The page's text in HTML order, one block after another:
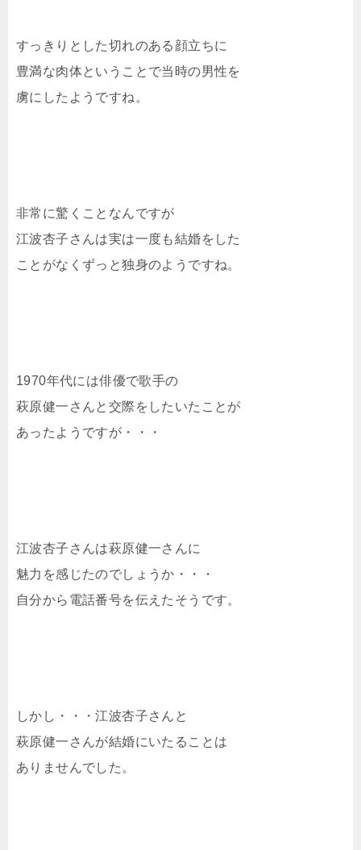
すっきりとした切れのある顔立ちに
豊満な肉体ということで当時の男性を
虜にしたようですね。
非常に驚くことなんですが
江波杏子さんは実は一度も結婚をした
ことがなくずっと独身のようですね。
1970年代には俳優で歌手の
萩原健一さんと交際をしたいたことが
あったようですが・・・
江波杏子さんは萩原健一さんに
魅力を感じたのでしょうか・・・
自分から電話番号を伝えたそうです。
しかし・・・江波杏子さんと
萩原健一さんが結婚にいたることは
ありませんでした。